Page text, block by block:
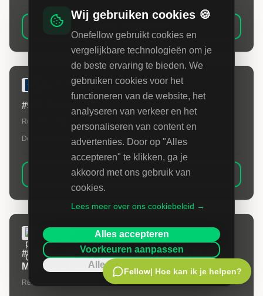
BELASTINGDIENST
#941 Tester
Ref: 14-09-2026 10-08-2026 09:00
De Belastingdienst is op zoek naar een Tester.
Bekijk opdracht
PROVINCIE GELDERLAND
#937 Procesregisseur Provinciale Regietafel
Migratie & Integratie
Ref: 20-09-2026| Deadline:26-08-2026 07:00
Wij gebruiken cookies 🍪
Onefellow gebruikt cookies en
vergelijkbare technologieën om je
de beste ervaring te bieden. We
gebruiken cookies voor het
functioneren van de website, het
analyseren van verkeer en het
personaliseren van content en
advertenties. Door op "Alles
accepteren" te klikken, ga je
akkoord met ons gebruik van
cookies.
Lees meer over ons cookiebeleid →
Alles accepteren
Voorkeuren aanpassen
Alleen noodzakelijk
Fellow| Hoe kan ik je helpen?